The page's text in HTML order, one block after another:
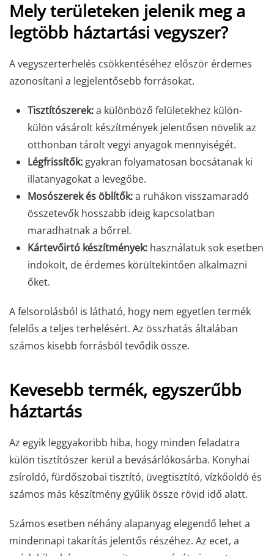
Mely területeken jelenik meg a
legtöbb háztartási vegyszer?
A vegyszerterhelés csökkentéséhez először érdemes
azonosítani a legjelentősebb forrásokat.
Tisztítószerek:a különböző felületekhez külön-
külön vásárolt készítmények jelentősen növelik az
otthonban tárolt vegyi anyagok mennyiségét.
Légfrissítők: gyakran folyamatosan bocsátanak ki
illatanyagokat a levegőbe.
Mosószerek és öblítők:a ruhákon visszamaradó
összetevők hosszabb ideig kapcsolatban
maradhatnak a bőrrel.
Kártevőirtó készítmények: használatuk sok esetben
indokolt, de érdemes körültekintően alkalmazni
őket.
A felsorolásból is látható, hogy nem egyetlen termék
felelős a teljes terhelésért. Az összhatás általában
számos kisebb forrásból tevődik össze.
Kevesebb termék, egyszerűbb
háztartás
Az egyik leggyakoribb hiba, hogy minden feladatra
külön tisztítószer kerül a bevásárlókosárba. Konyhai
zsíroldó, fürdőszobai tisztító, üvegtisztító, vízkőoldó és
számos más készítmény gyűlik össze rövid idő alatt.
Számos esetben néhány alapanyag elegendő lehet a
mindennapi takarítás jelentős részéhez. Az ecet, a